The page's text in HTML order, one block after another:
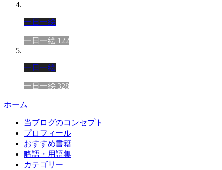
一日一絵
一日一絵 122
一日一絵
一日一絵 328
ホーム
当ブログのコンセプト
プロフィール
おすすめ書籍
略語・用語集
カテゴリー